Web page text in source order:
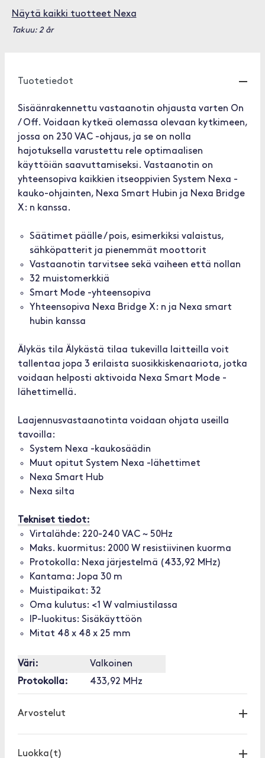
Näytä kaikki tuotteet Nexa
Takuu: 2 år
Tuotetiedot
Sisäänrakennettu vastaanotin ohjausta varten On
/ Off. Voidaan kytkeä olemassa olevaan kytkimeen,
jossa on 230 VAC -ohjaus, ja se on nolla
hajotuksella varustettu rele optimaalisen
käyttöiän saavuttamiseksi. Vastaanotin on
yhteensopiva kaikkien itseoppivien System Nexa -
kauko-ohjainten, Nexa Smart Hubin ja Nexa Bridge
X: n kanssa.
Säätimet päälle / pois, esimerkiksi valaistus,
sähköpatterit ja pienemmät moottorit
Vastaanotin tarvitsee sekä vaiheen että nollan
32 muistomerkkiä
Smart Mode -yhteensopiva
Yhteensopiva Nexa Bridge X: n ja Nexa smart
hubin kanssa
Älykäs tila Älykästä tilaa tukevilla laitteilla voit
tallentaa jopa 3 erilaista suosikkiskenaariota, jotka
voidaan helposti aktivoida Nexa Smart Mode -
lähettimellä.
Laajennusvastaanotinta voidaan ohjata useilla
tavoilla:
System Nexa -kaukosäädin
Muut opitut System Nexa -lähettimet
Nexa Smart Hub
Nexa silta
Tekniset tiedot:
Virtalähde: 220-240 VAC ~ 50Hz
Maks. kuormitus: 2000 W resistiivinen kuorma
Protokolla: Nexa järjestelmä (433,92 MHz)
Kantama: Jopa 30 m
Muistipaikat: 32
Oma kulutus: <1 W valmiustilassa
IP-luokitus: Sisäkäyttöön
Mitat 48 x 48 x 25 mm
Väri:
Valkoinen
Protokolla:
433,92 MHz
Arvostelut
Luokka(t)